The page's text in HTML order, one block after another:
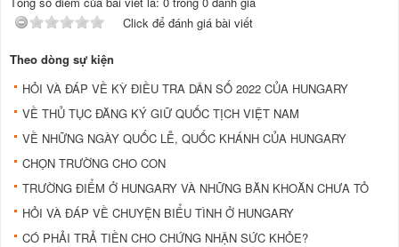
Click để đánh giá bài viết
Theo dòng sự kiện
HỎI VÀ ĐÁP VỀ KỲ ĐIỀU TRA DÂN SỐ 2022 CỦA HUNGARY
VỀ THỦ TỤC ĐĂNG KÝ GIỮ QUỐC TỊCH VIỆT NAM
VỀ NHỮNG NGÀY QUỐC LỄ, QUỐC KHÁNH CỦA HUNGARY
CHỌN TRƯỜNG CHO CON
TRƯỜNG ÐIỂM Ở HUNGARY VÀ NHỮNG BĂN KHOĂN CHƯA TỎ
HỎI VÀ ÐÁP VỀ CHUYỆN BIỂU TÌNH Ở HUNGARY
CÓ PHẢI TRẢ TIỀN CHO CHỨNG NHẬN SỨC KHỎE?